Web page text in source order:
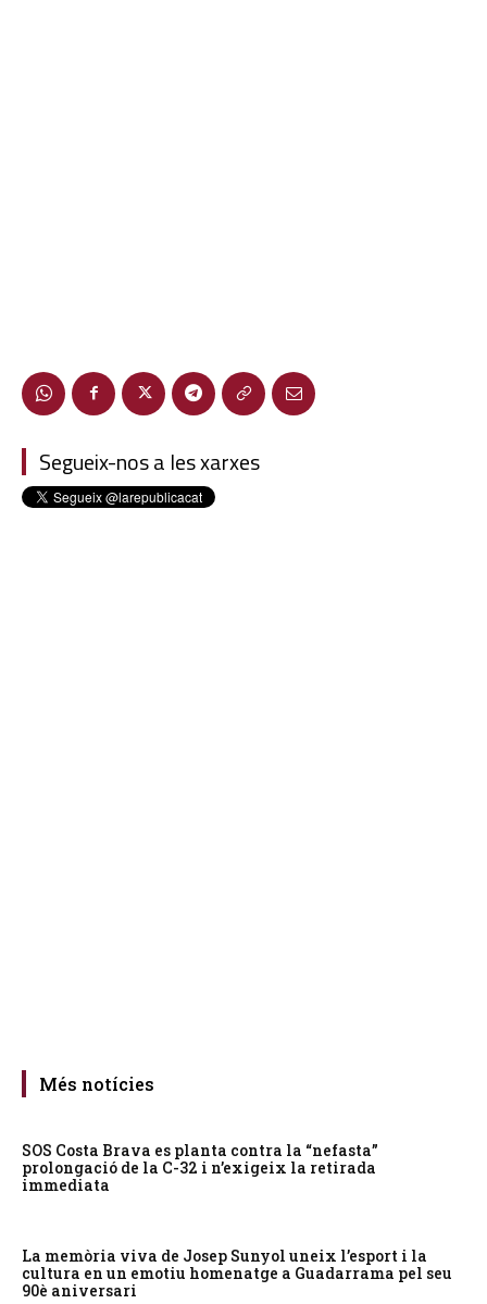
Segueix-nos a les xarxes
Més notícies
SOS Costa Brava es planta contra la “nefasta”
prolongació de la C-32 i n’exigeix la retirada
immediata
La memòria viva de Josep Sunyol uneix l’esport i la
cultura en un emotiu homenatge a Guadarrama pel seu
90è aniversari